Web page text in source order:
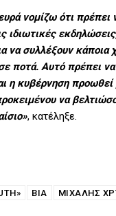
νομίζω ότι πρέπει
ιδιωτικές
να συλλέξουν κάποια
ποτά. Αυτό πρέπει
η κυβέρνηση προωθεί
να
, κατέληξε.
ΒΙΑ
ΜΙΧΆΛΗΣ